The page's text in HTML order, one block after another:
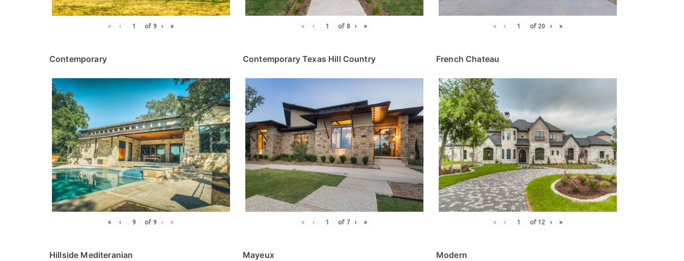
« ‹ of 9 › » « ‹ of 8 › » « ‹ of 20 › »
Contemporary
« ‹ of 9 › »
Contemporary Texas Hill Country
« ‹ of 7 › »
French Chateau
« ‹ of12 › »
Hillside Mediteranian Mayeux Modern